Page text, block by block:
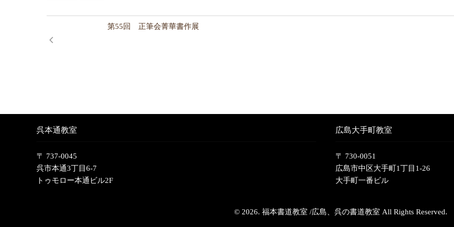
第55回 正筆会菁華書作展
呉本通教室
〒 737-0045
呉市本通3丁目6-7
トゥモロー本通ビル2F
広島大手町教室
〒 730-0051
広島市中区大手町1丁目1-26
大手町一番ビル
© 2026. 福本書道教室 /広島、呉の書道教室 All Rights Reserved.